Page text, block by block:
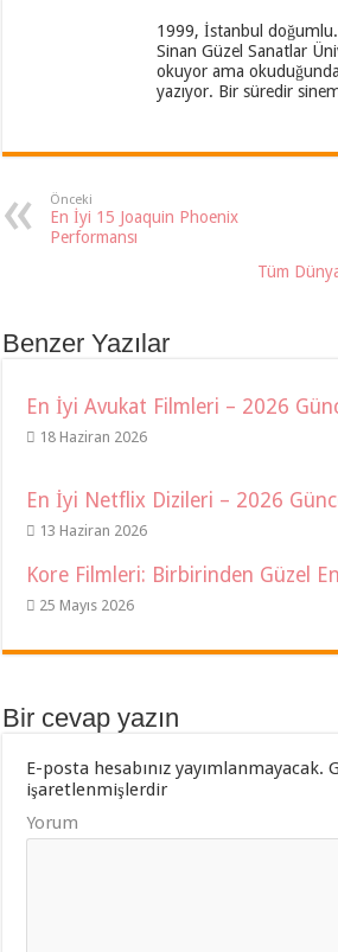
1999, İstanbul
Sinan Güzel Sanatlar
okuyor ama
yazıyor. Bir süredir
Önceki
En İyi 15 Joaquin Phoenix
Performansı
Tüm
Benzer Yazılar
En İyi Avukat Filmleri – 2026
18 Haziran 2026
En İyi Netflix Dizileri – 2026
13 Haziran 2026
Kore Filmleri: Birbirinden Güzel
25 Mayıs 2026
Bir cevap yazın
E-posta hesabınız yayımlanmayacak.
işaretlenmişlerdir
Yorum